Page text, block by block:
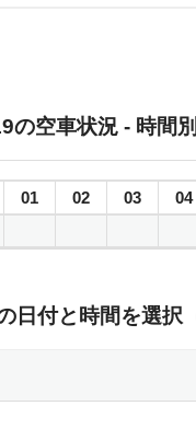
の空車状況 - 時間別
01 02 03 04
日付と時間を選択